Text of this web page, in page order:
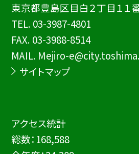
東京都豊島区目白２丁目１１
TEL. 03-3987-4801
FAX. 03-3988-8514
MAIL. Mejiro-
サイトマップ
アクセス統計
総数： 168,588